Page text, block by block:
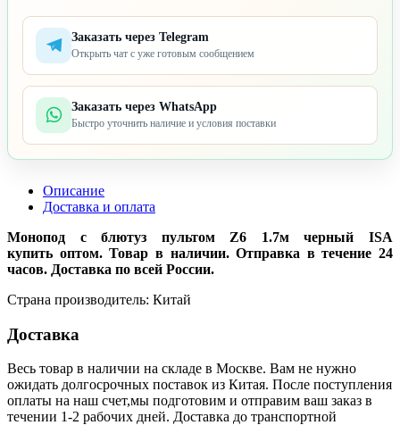
Заказать через Telegram
Открыть чат с уже готовым сообщением
Заказать через WhatsApp
Быстро уточнить наличие и условия поставки
Описание
Доставка и оплата
Монопод с блютуз пультом Z6 1.7м черный ISA
купить оптом. Товар в наличии. Отправка в течение 24
часов. Доставка по всей России.
Страна производитель: Китай
Доставка
Весь товар в наличии на складе в Москве. Вам не нужно
ожидать долгосрочных поставок из Китая. После поступления
оплаты на наш счет,мы подготовим и отправим ваш заказ в
течении 1-2 рабочих дней. Доставка до транспортной